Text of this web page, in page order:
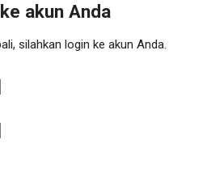
akun Anda
silahkan login ke akun Anda.